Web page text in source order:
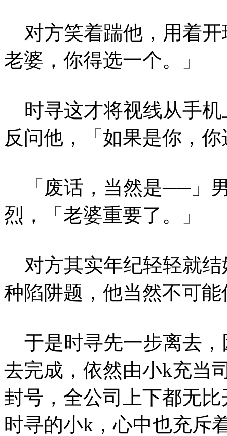
对方笑着踹他，用着开
老婆，你得选一个。」
时寻这才将视线从手机
反问他，「如果是你，
「废话，当然是──」
烈，「老婆重要了。」
对方其实年纪轻轻就结
种陷阱题，他当然不可
于是时寻先一步离去，
去完成，依然由小k充当
封号，全公司上下都无
时寻的小k，心中也充斥